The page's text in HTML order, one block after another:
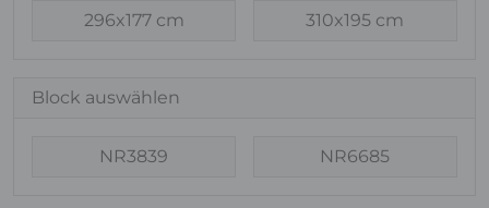
296x177 cm 310x195 cm
Block auswählen
NR3839 NR6685